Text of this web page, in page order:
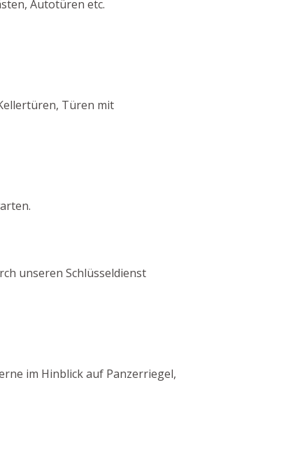
Autotüren etc.
Türen mit
unseren Schlüsseldienst
im Hinblick auf Panzerriegel,